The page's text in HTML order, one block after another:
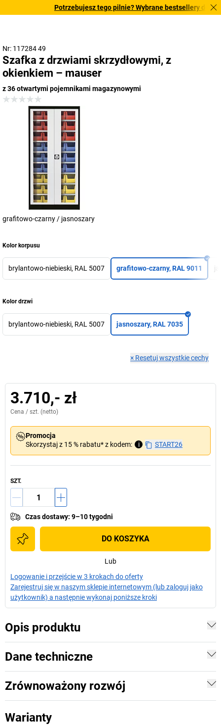
Potrzebujesz tego pilnie? Wybrane bestsellery
Nr: 117284 49
Szafka z drzwiami skrzydłowymi, z
okienkiem – mauser
z 36 otwartymi pojemnikami magazynowymi
grafitowo-czarny / jasnoszary
Kolor korpusu
brylantowo-niebieski, RAL 5007 grafitowo-czarny, RAL 9011
Kolor drzwi
brylantowo-niebieski, RAL 5007 jasnoszary, RAL 7035
× Resetuj wszystkie cechy
3.710,- zł
Cena / szt. (netto)
Promocja
Skorzystaj z 15 % rabatu* z kodem:
i START26
SZT.
Czas dostawy: 9–10 tygodni
DO KOSZYKA
Lub
Logowanie i przejście w 3 krokach do oferty
Zarejestruj się w naszym sklepie internetowym (lub zaloguj jako
użytkownik) a następnie wykonaj poniższe kroki
Opis produktu
Dane techniczne
Zrównoważony rozwój
Warianty